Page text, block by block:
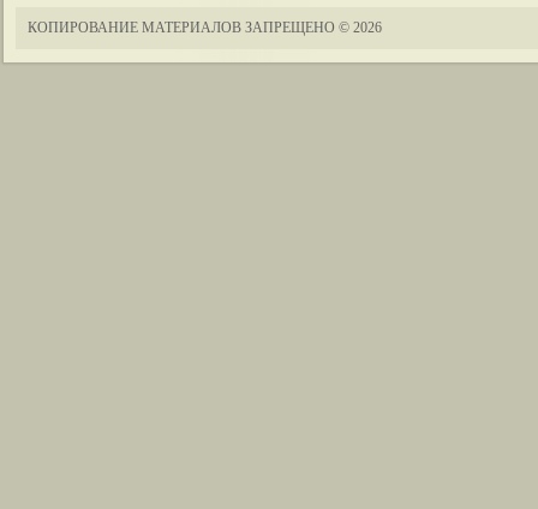
КОПИРОВАНИЕ МАТЕРИАЛОВ ЗАПРЕЩЕНО © 2026